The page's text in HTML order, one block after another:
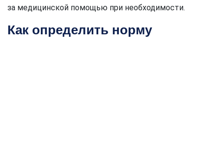
за медицинской помощью при необходимости.
Как определить норму